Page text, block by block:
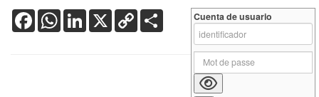
FacebookWhatsApp
LinkedIn
X Copy
Link
Cuenta de usuario